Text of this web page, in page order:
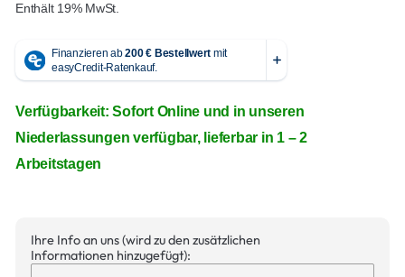
Enthält 19% MwSt.
Verfügbarkeit: Sofort Online und in unseren
Niederlassungen verfügbar, lieferbar in 1 – 2
Arbeitstagen
Ihre Info an uns (wird zu den zusätzlichen
Informationen hinzugefügt):